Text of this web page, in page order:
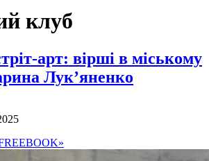
клуб
арт: вірші в міському
Лук’яненко